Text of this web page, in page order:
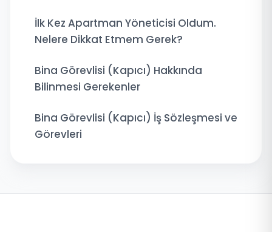
İlk Kez Apartman Yöneticisi Oldum.
Nelere Dikkat Etmem Gerek?
Bina Görevlisi (Kapıcı) Hakkında
Bilinmesi Gerekenler
Bina Görevlisi (Kapıcı) İş Sözleşmesi ve
Görevleri